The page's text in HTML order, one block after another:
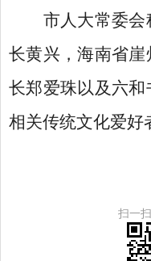
市人大常委
长黄兴，海南省
长郑爱珠以及六
相关传统文化爱好
扫一